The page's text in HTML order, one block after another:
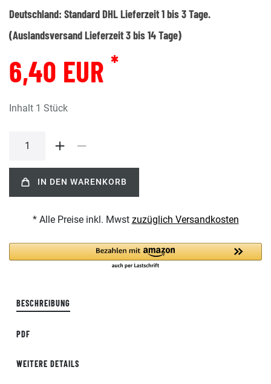
Deutschland: Standard DHL Lieferzeit 1 bis 3 Tage.
(Auslandsversand Lieferzeit 3 bis 14 Tage)
6,40 EUR *
Inhalt 1 Stück
IN DEN WARENKORB
* Alle Preise inkl. Mwst zuzüglich Versandkosten
BESCHREIBUNG
PDF
WEITERE DETAILS